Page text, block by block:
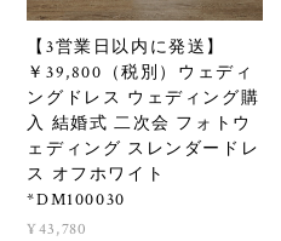
【3営業日以内に発送】
￥39,800（税別）ウェディ
ングドレス ウェディング購
入 結婚式 二次会 フォトウ
ェディング スレンダードレ
ス オフホワイト
*DM100030
¥43,780